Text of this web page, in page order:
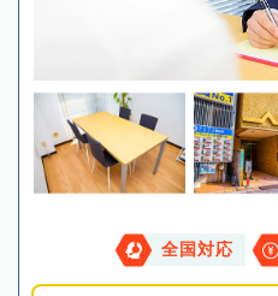
全国対応